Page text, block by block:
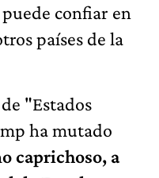
confiar en
países de la
"Estados
ha mutado
caprichoso, a